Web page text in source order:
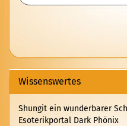
DIE
KATALOG
EIN.
Wissenswertes
Shungit ein wunderbarer
Esoterikportal Dark Phönix